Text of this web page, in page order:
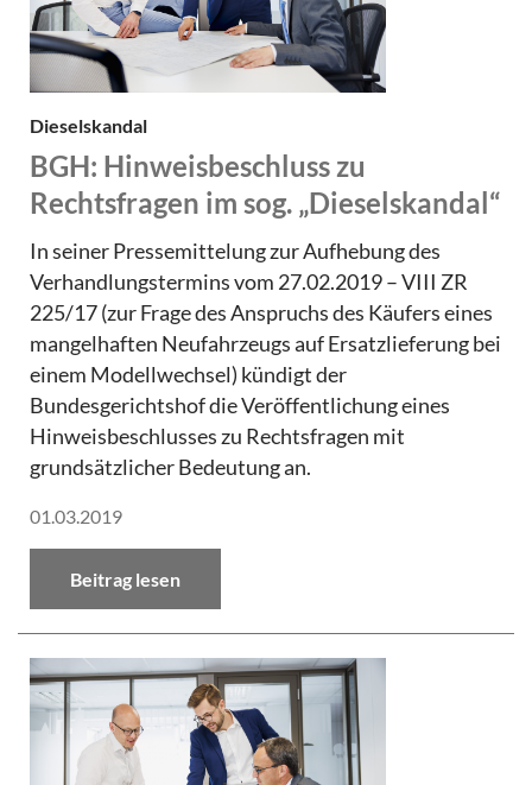
Dieselskandal
BGH: Hinweisbeschluss zu
Rechtsfragen im sog. „Dieselskandal“
In seiner Pressemittelung zur Aufhebung des
Verhandlungstermins vom 27.02.2019 – VIII ZR
225/17 (zur Frage des Anspruchs des Käufers eines
mangelhaften Neufahrzeugs auf Ersatzlieferung bei
einem Modellwechsel) kündigt der
Bundesgerichtshof die Veröffentlichung eines
Hinweisbeschlusses zu Rechtsfragen mit
grundsätzlicher Bedeutung an.
01.03.2019
Beitrag lesen